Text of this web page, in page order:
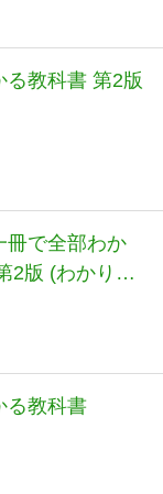
る教科書 第2版
で全部わか
2版 (わかりや
図解式)
る教科書